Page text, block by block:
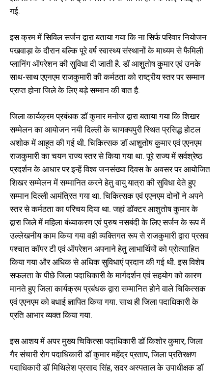
गई.
इस क्रम में सिविल सर्जन द्वारा बताया गया कि ना सिर्फ परिवार नियोजन
पखवाड़ा के दौरान बल्कि पूरे वर्ष स्वास्थ्य संस्थानों के माध्यम से फैमिली
प्लानिंग ऑपरेशन की सुविधा दी जाती है. डॉ आशुतोष कुमार एवं उनके
साथ-साथ एएनएम राजकुमारी की कर्मठता को राष्ट्रीय स्तर पर सम्मान
प्राप्त होना जिले के लिए बड़े सम्मान की बात है.
जिला कार्यक्रम प्रबंधक डॉ कुमार मनोज द्वारा बताया गया कि शिखर
सम्मेलन का आयोजन नयी दिल्ली के चाणक्यपुरी स्थित प्रसिद्ध होटल
अशोक में आहूत की गई थी. चिकित्सक डॉ आशुतोष कुमार एवं एएनएम
राजकुमारी का चयन राज्य स्तर से किया गया था. पूरे राज्य में सर्वश्रेष्ठ
प्रदर्शन के आधार पर इन्हें विश्व जनसंख्या दिवस के अवसर पर आयोजित
शिखर सम्मेलन में सम्मानित करने हेतु वायु यात्रा की सुविधा देते हुए
सम्मान दिल्ली आमंत्रित गया था. चिकित्सक एवं एएनएम दोनों ने अपने
स्तर से कर्मठता का परिचय दिया था. जहां डॉक्टर आशुतोष कुमार के
द्वारा जिले में महिला बंध्याकरण एवं पुरुष नसबंदी के लिए सर्जन के रूप में
उल्लेखनीय काम किया गया वही व्यक्तिगत रूप से राजकुमारी द्वारा प्रसव
पश्चात कॉपर टी एवं ऑपरेशन अपनाने हेतु लाभार्थियों को प्रोत्साहित
किया गया और अधिक से अधिक सुविधाएं प्रदान की गई थी. इस विशेष
सफलता के पीछे जिला पदाधिकारी के मार्गदर्शन एवं सहयोग को कारण
मानते हुए जिला कार्यक्रम प्रबंधक द्वारा सम्मानित होने वाले चिकित्सक
एवं एएनएम को बधाई ज्ञापित किया गया. साथ ही जिला पदाधिकारी के
प्रति आभार व्यक्त किया गया.
इस आशय में अपर मुख्य चिकित्सा पदाधिकारी डॉ किशोर कुमार, जिला
गैर संचारी रोग पदाधिकारी डॉ कुमार महेंद्र प्रताप, जिला प्रतिरक्षण
पदाधिकारी डॉ मिथिलेश प्रसाद सिंह, सदर अस्पताल के उपाधीक्षक डॉ